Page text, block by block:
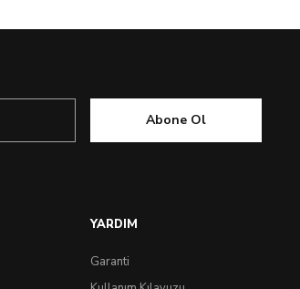
Abone Ol
YARDIM
Garanti